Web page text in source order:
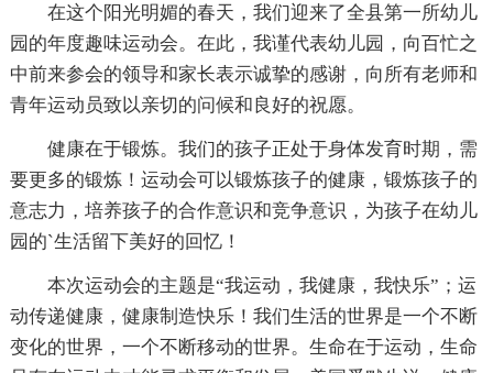
在这个阳光明媚的春天，我们迎来了全县第一所幼儿
园的年度趣味运动会。在此，我谨代表幼儿园，向百忙之
中前来参会的领导和家长表示诚挚的感谢，向所有老师和
青年运动员致以亲切的问候和良好的祝愿。
健康在于锻炼。我们的孩子正处于身体发育时期，需
要更多的锻炼！运动会可以锻炼孩子的健康，锻炼孩子的
意志力，培养孩子的合作意识和竞争意识，为孩子在幼儿
园的`生活留下美好的回忆！
本次运动会的主题是“我运动，我健康，我快乐”；运
动传递健康，健康制造快乐！我们生活的世界是一个不断
变化的世界，一个不断移动的世界。生命在于运动，生命